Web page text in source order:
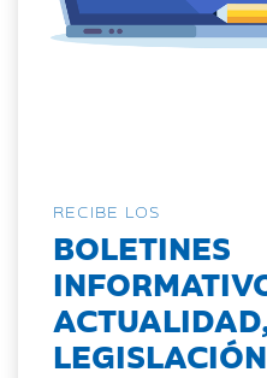
RECIBE LOS
BOLETINES